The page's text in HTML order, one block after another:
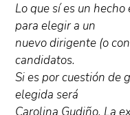
Lo que sí es un
para elegir a un
nuevo dirigente (o
candidatos.
Si es por cuestión de
elegida será